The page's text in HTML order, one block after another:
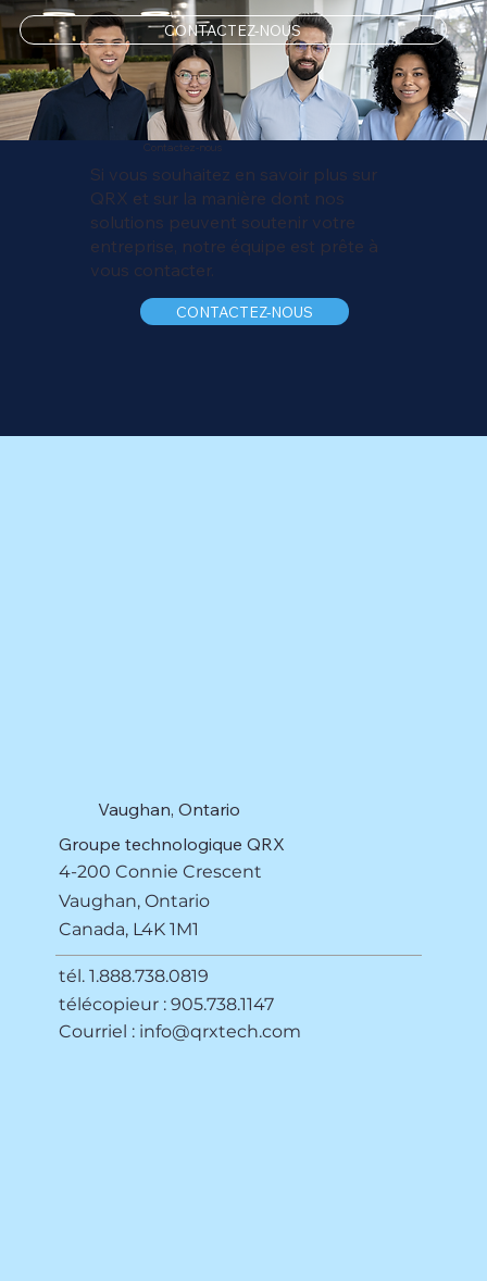
CONTACTEZ-NOUS
Contactez-nous
Si vous souhaitez en savoir plus sur
QRX et sur la manière dont nos
solutions peuvent soutenir votre
entreprise, notre équipe est prête à
vous contacter.
CONTACTEZ-NOUS
Vaughan, Ontario
Groupe technologique QRX
4-200 Connie Crescent
Vaughan, Ontario
Canada, L4K 1M1
tél. 1.888.738.0819
télécopieur : 905.738.1147
Courriel : info@qrxtech.com